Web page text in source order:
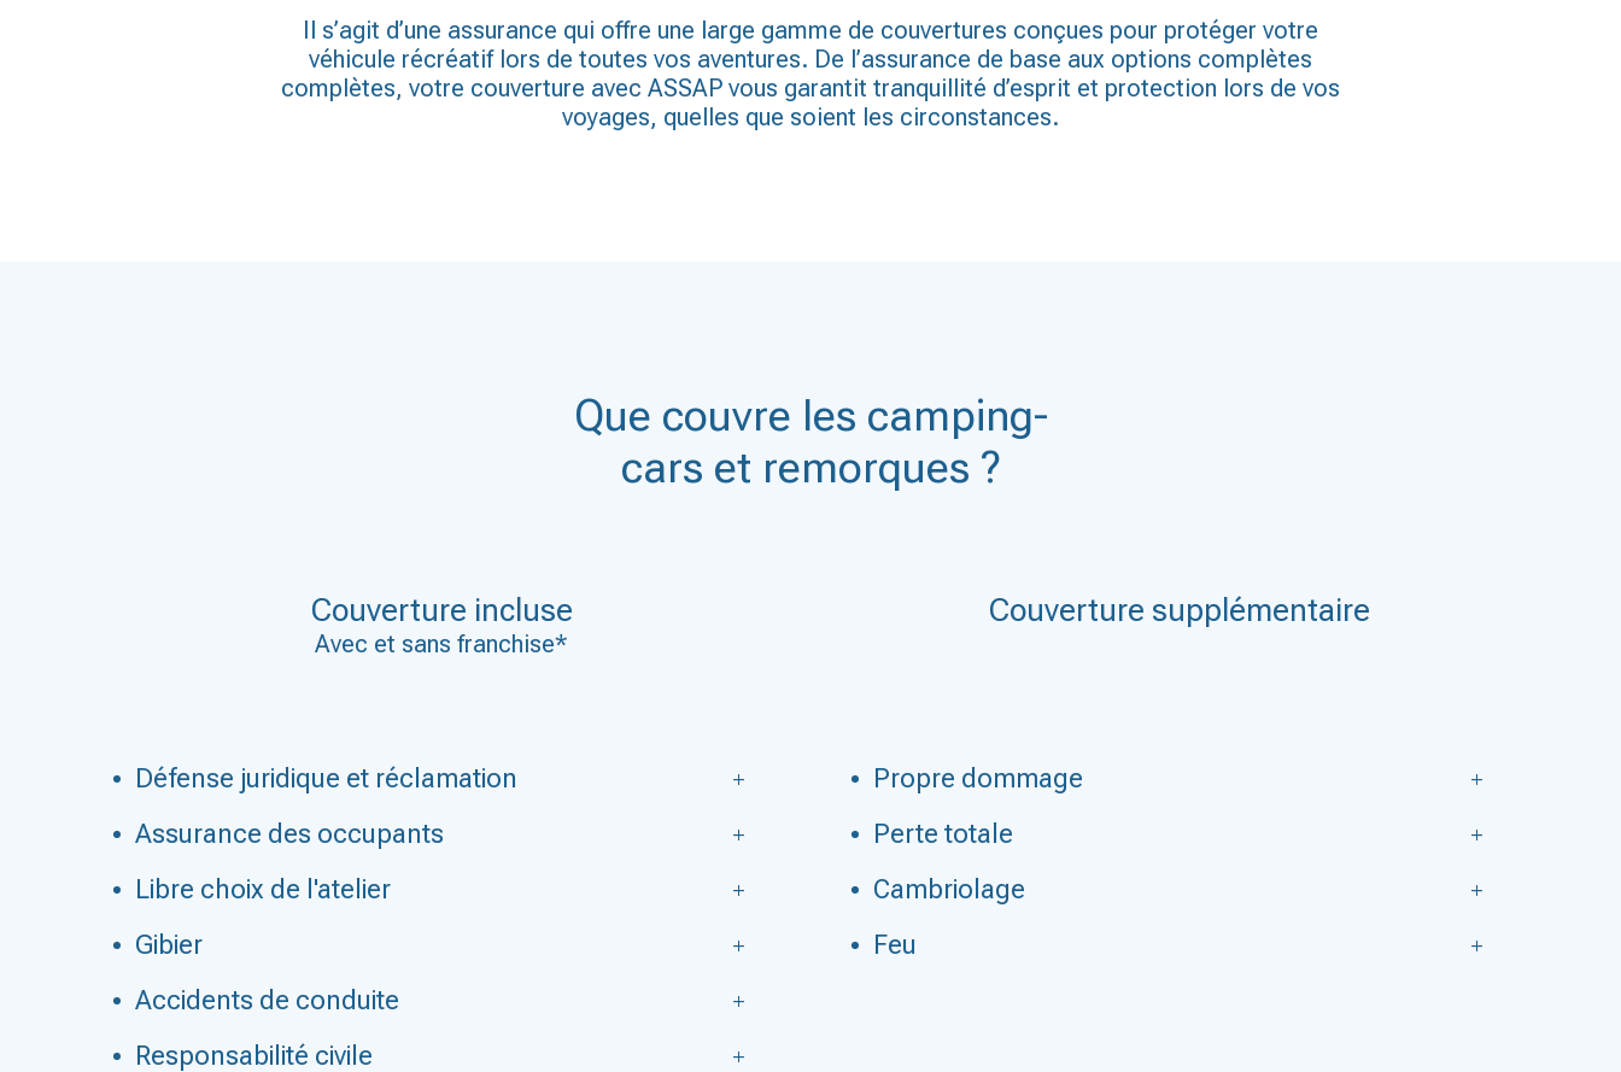
Il s’agit d’une assurance qui offre une large gamme de couvertures conçues pour protéger votre
véhicule récréatif lors de toutes vos aventures. De l’assurance de base aux options complètes
complètes, votre couverture avec ASSAP vous garantit tranquillité d’esprit et protection lors de vos
voyages, quelles que soient les circonstances.
Que couvre les camping-
cars et remorques ?
Couverture incluse
Avec et sans franchise*
Défense juridique et réclamation
Assurance des occupants
Libre choix de l'atelier
Gibier
Accidents de conduite
Responsabilité civile
Couverture supplémentaire
Propre dommage
Perte totale
Cambriolage
Feu